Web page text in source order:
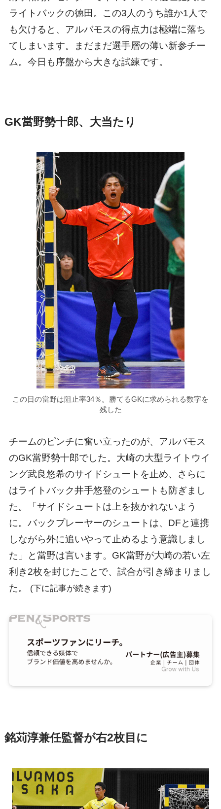
ライトバックの徳田。この3人のうち誰か1人で
も欠けると、アルバモスの得点力は極端に落ち
てしまいます。まだまだ選手層の薄い新参チー
ム。今日も序盤から大きな試練です。
GK當野勢十郎、大当たり
この日の當野は阻止率34％。勝てるGKに求められる数字を
残した
チームのピンチに奮い立ったのが、アルバモス
のGK當野勢十郎でした。大崎の大型ライトウイ
ング武良悠希のサイドシュートを止め、さらに
はライトバック井手悠登のシュートも防ぎまし
た。「サイドシュートは上を抜かれないよう
に。バックプレーヤーのシュートは、DFと連携
しながら外に追いやって止めるよう意識しまし
た」と當野は言います。GK當野が大崎の若い左
利き2枚を封じたことで、試合が引き締まりまし
た。
(下に記事が続きます)
銘苅淳兼任監督が右2枚目に